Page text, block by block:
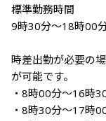
標準勤務時間
9時30分〜18時00
時差出勤が必要の
が可能です。
・8時00分〜16時
・8時30分〜17時